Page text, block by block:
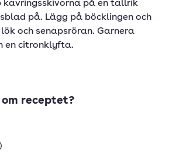
kavringsskivorna på en tallrik
på. Lägg på böcklingen och
och senapsröran. Garnera
en citronklyfta.
receptet?